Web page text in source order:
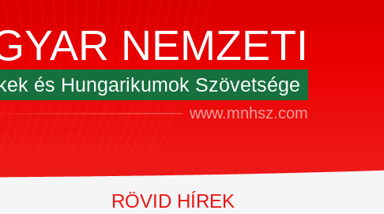
NEMZETI
és Hungarikumok Szövetsége
www.mnhsz.com
RÖVID HÍREK